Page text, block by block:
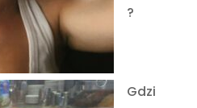
?
Gdzi